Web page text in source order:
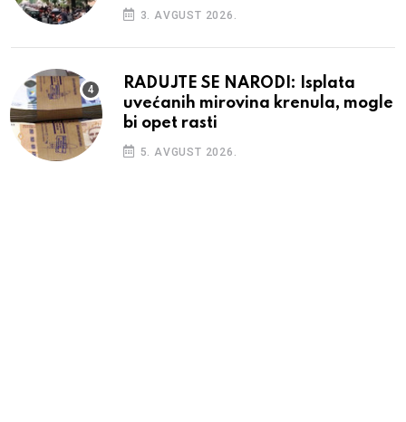
3. AVGUST 2026.
RADUJTE SE NARODI: Isplata
uvećanih mirovina krenula, mogle
bi opet rasti
5. AVGUST 2026.